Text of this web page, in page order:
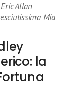
Allan
Mia
la